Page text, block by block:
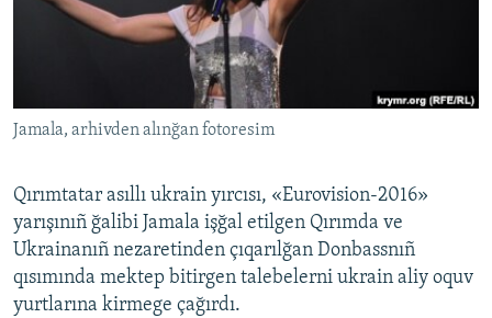
QOŞULIÑIZ!
RFE/RS bütün saytları
Jamala, arhivden alınğan fotoresim
Qırımtatar asıllı ukrain yırcısı, «Eurovision-2016»
yarışınıñ ğalibi Jamala işğal etilgen Qırımda ve
Ukrainanıñ nezaretinden çıqarılğan Donbassnıñ
qısımında mektep bitirgen talebelerni ukrain aliy oquv
yurtlarına kirmege çağırdı.